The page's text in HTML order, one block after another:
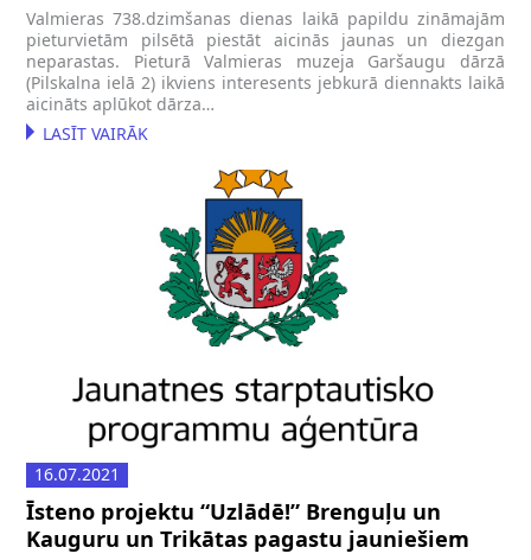
Valmieras 738.dzimšanas dienas laikā papildu zināmajām
pieturvietām pilsētā piestāt aicinās jaunas un diezgan
neparastas. Pieturā Valmieras muzeja Garšaugu dārzā
(Pilskalna ielā 2) ikviens interesents jebkurā diennakts laikā
aicināts aplūkot dārza…
LASĪT VAIRĀK
16.07.2021
Īsteno projektu “Uzlādē!” Brenguļu un
Kauguru un Trikātas pagastu jauniešiem